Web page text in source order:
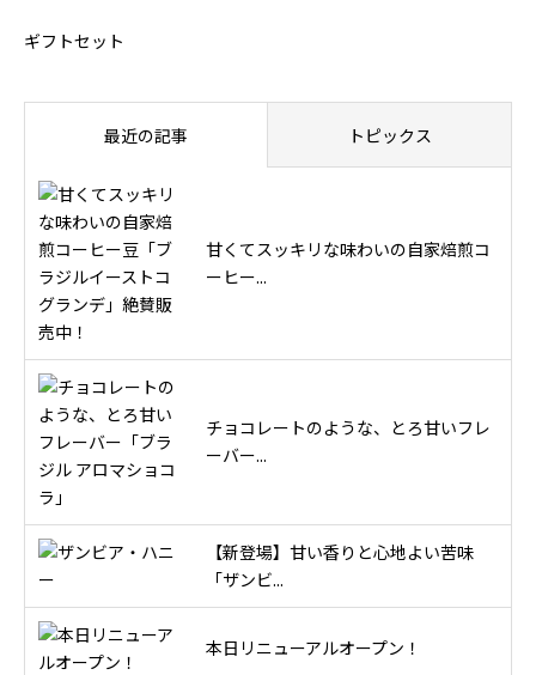
ギフトセット
最近の記事 トピックス
甘くてスッキリな味わいの自家焙煎コ
ーヒー...
チョコレートのような、とろ甘いフレ
ーバー...
【新登場】甘い香りと心地よい苦味
「ザンビ...
本日リニューアルオープン！